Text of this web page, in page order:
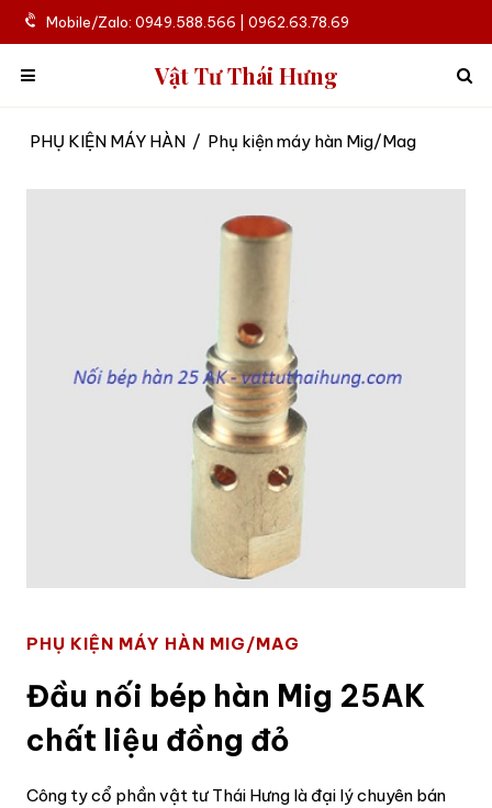
Mobile/Zalo: 0949.588.566 | 0962.63.78.69
Vật Tư Thái Hưng
PHỤ KIỆN MÁY HÀN / Phụ kiện máy hàn Mig/Mag
PHỤ KIỆN MÁY HÀN MIG/MAG
Đầu nối bép hàn Mig 25AK
chất liệu đồng đỏ
Công ty cổ phần vật tư Thái Hưng là đại lý chuyên bán